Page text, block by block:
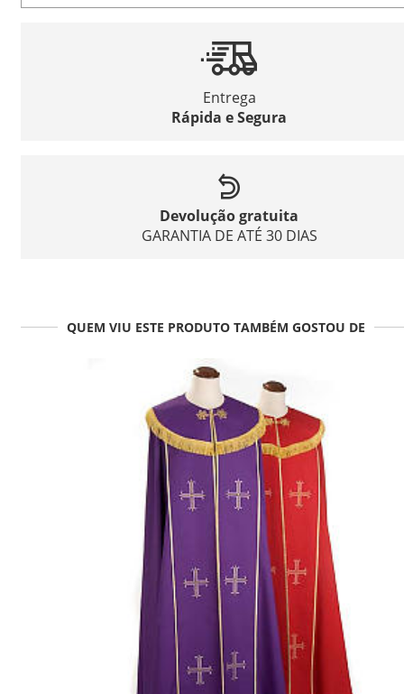
Entrega
Rápida e Segura
Devolução gratuita
GARANTIA DE ATÉ 30 DIAS
QUEM VIU ESTE PRODUTO TAMBÉM GOSTOU DE